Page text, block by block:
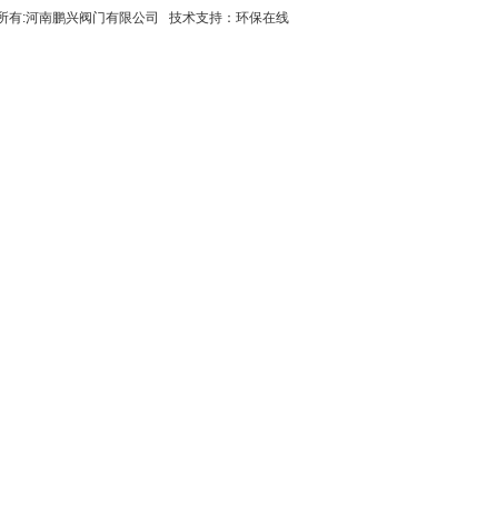
:河南鹏兴阀门有限公司 技术支持： 环保在线